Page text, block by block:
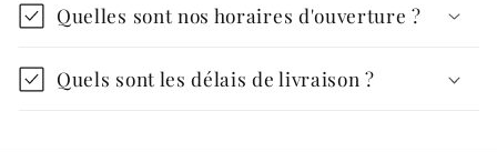
Quelles sont nos horaires d'ouverture ?
Quels sont les délais de livraison ?